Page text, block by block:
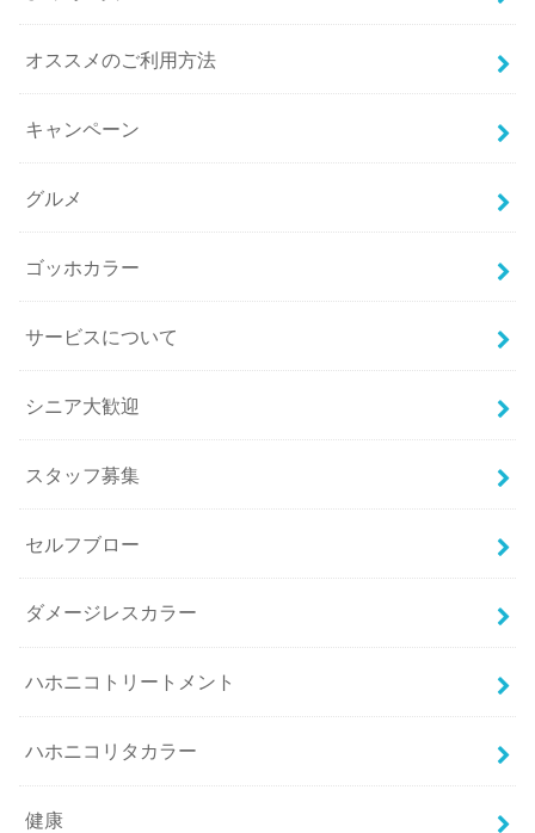
オススメのご利用方法
キャンペーン
グルメ
ゴッホカラー
サービスについて
シニア大歓迎
スタッフ募集
セルフブロー
ダメージレスカラー
ハホニコトリートメント
ハホニコリタカラー
健康